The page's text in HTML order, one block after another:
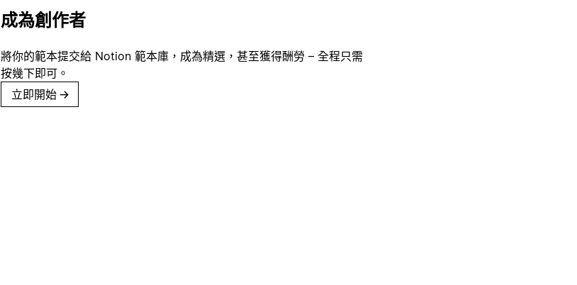
成為創作者
將你的範本提交給 Notion 範本庫，成為精選，甚至獲得酬勞 – 全程只需
按幾下即可。
立即開始 →